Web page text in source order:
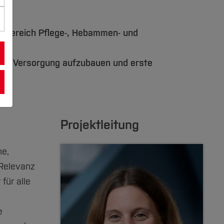
Pflege-, Hebammen- und
Versorgung aufzubauen und erste
für alle
Projektleitung